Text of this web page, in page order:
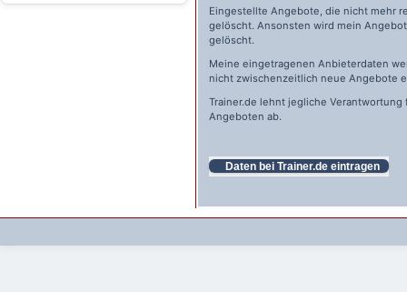
Eingestellte Angebote, die nicht mehr
gelöscht. Ansonsten wird mein
gelöscht.
Meine eingetragenen Anbieterdaten
nicht zwischenzeitlich neue Angebote
Trainer.de lehnt jegliche
Angeboten ab.
Daten bei Trainer.de eintragen